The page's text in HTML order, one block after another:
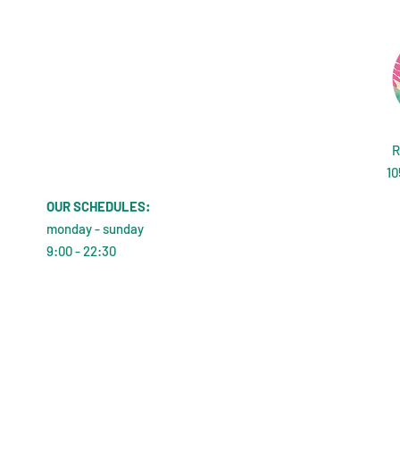
OUR SCHEDULES:
monday - sunday
9:00 - 22:30